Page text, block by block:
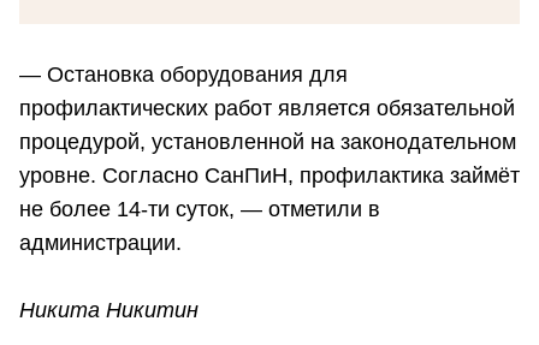
— Остановка оборудования для
профилактических работ является обязательной
процедурой, установленной на законодательном
уровне. Согласно СанПиН, профилактика займёт
не более 14-ти суток, — отметили в
администрации.
Никита Никитин